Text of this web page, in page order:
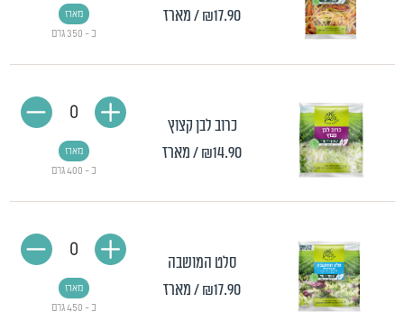
₪17.90/ מארז
כ - 350 גרם
מארז
כרוב לבן קצוץ
₪14.90/ מארז
כ - 400 גרם
מארז
0
סלט המושבה
₪17.90/ מארז
כ - 450 גרם
מארז
0